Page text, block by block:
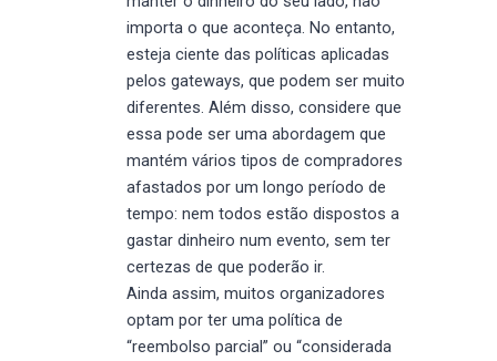
importa o que aconteça. No entanto,
esteja ciente das políticas aplicadas
pelos gateways, que podem ser muito
diferentes. Além disso, considere que
essa pode ser uma abordagem que
mantém vários tipos de compradores
afastados por um longo período de
tempo: nem todos estão dispostos a
gastar dinheiro num evento, sem ter
certezas de que poderão ir.
Ainda assim, muitos organizadores
optam por ter uma política de
“reembolso parcial” ou “considerada